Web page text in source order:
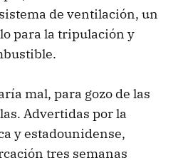
de ventilación, un
para la tripulación y
mal, para gozo de las
Advertidas por la
y estadounidense,
tres semanas